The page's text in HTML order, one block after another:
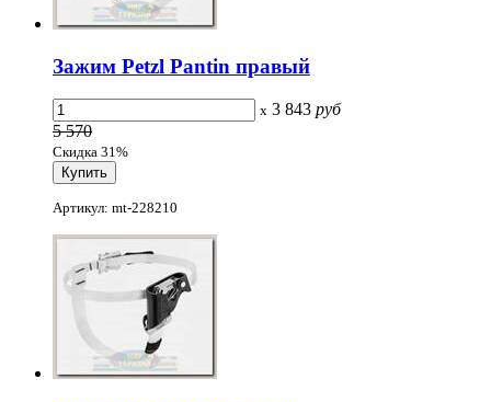
Зажим Petzl Pantin правый
x 3 843 руб
5 570
Скидка 31%
Артикул: mt-228210